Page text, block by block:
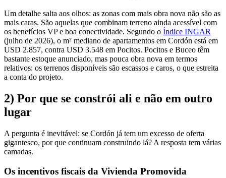
Um detalhe salta aos olhos: as zonas com mais obra nova não são as
mais caras. São aquelas que combinam terreno ainda acessível com
os benefícios VP e boa conectividade. Segundo o Índice INGAR
(julho de 2026), o m² mediano de apartamentos em Cordón está em
USD 2.857, contra USD 3.548 em Pocitos. Pocitos e Buceo têm
bastante estoque anunciado, mas pouca obra nova em termos
relativos: os terrenos disponíveis são escassos e caros, o que estreita
a conta do projeto.
2) Por que se constrói ali e não em outro
lugar
A pergunta é inevitável: se Cordón já tem um excesso de oferta
gigantesco, por que continuam construindo lá? A resposta tem várias
camadas.
Os incentivos fiscais da Vivienda Promovida